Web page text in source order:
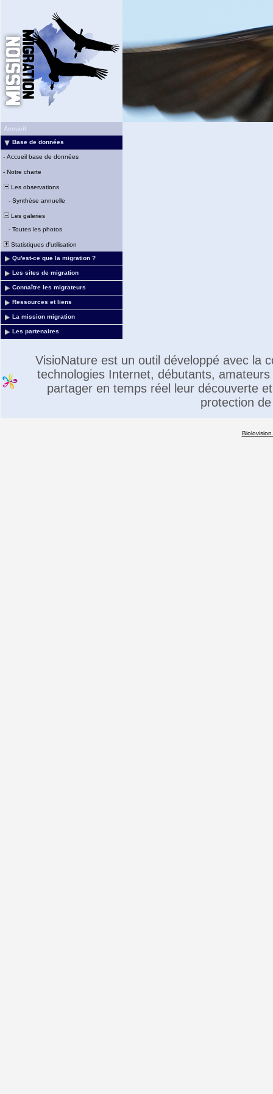
Accueil
Base de données
- Accueil base de données
- Notre charte
Les observations
- Synthèse annuelle
Les galeries
- Toutes les photos
Statistiques d'utilisation
Qu'est-ce que la migration ?
Les sites de migration
Connaître les migrateurs
Ressources et liens
La mission migration
Les partenaires
VisioNature est un outil développé avec la
technologies Internet, débutants,
partager en temps réel leur découverte
protection
Biolovision